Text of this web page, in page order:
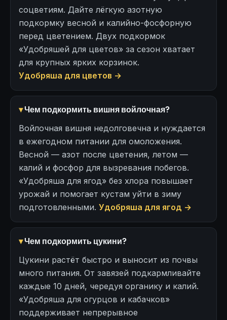
соцветиям. Дайте лёгкую азотную
подкормку весной и калийно-фосфорную
перед цветением. Двух подкормок
«Удобряшей для цветов» за сезон хватает
для крупных ярких корзинок.
Удобряша для цветов →
Чем подкормить вишня войлочная?
Войлочная вишня недолговечна и нуждается
в ежегодном питании для омоложения.
Весной — азот после цветения, летом —
калий и фосфор для вызревания побегов.
«Удобряша для ягод» без хлора повышает
урожай и помогает кустам уйти в зиму
подготовленными. Удобряша для ягод →
Чем подкормить цукини?
Цукини растёт быстро и выносит из почвы
много питания. От завязей подкармливайте
каждые 10 дней, чередуя органику и калий.
«Удобряша для огурцов и кабачков»
поддерживает непрерывное